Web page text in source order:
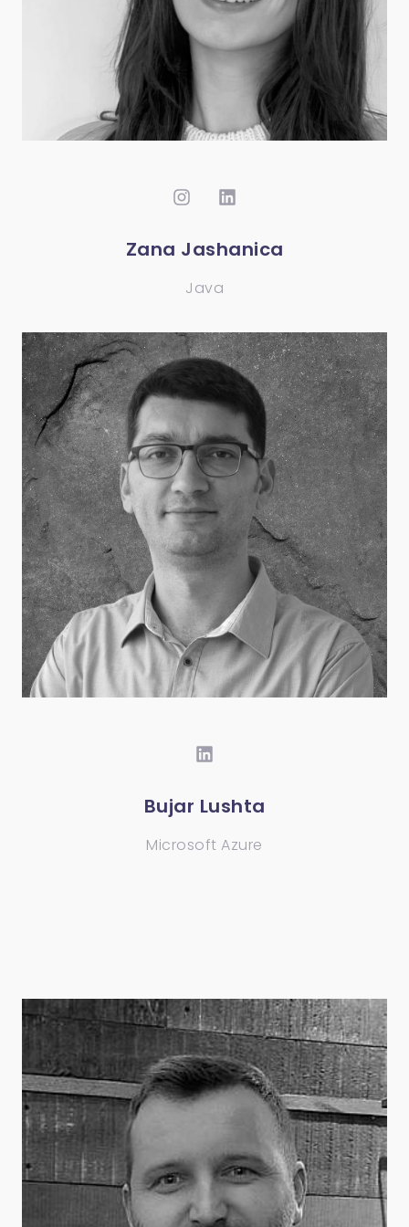
Zana Jashanica
Java
Bujar Lushta
Microsoft Azure